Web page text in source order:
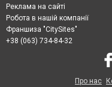
Реклама на сайті
Робота в нашій компанії
Франшиза "CitySites"
+38 (063) 734-84-32
Про нас